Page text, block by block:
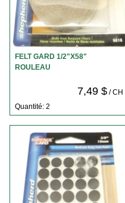
FELT GARD 1/2"X58"
ROULEAU
7,49 $/ CH
Quantité: 2